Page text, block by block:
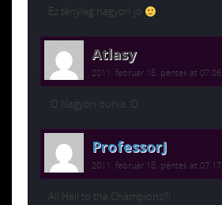
Ez tényleg nagyon jó
Atlasy
2011. február 18. péntek at 07:06
:O Nagyon durva :O
ProfessorJ
2011. február 18. péntek at 07:17
All Hail to the Champions!!!